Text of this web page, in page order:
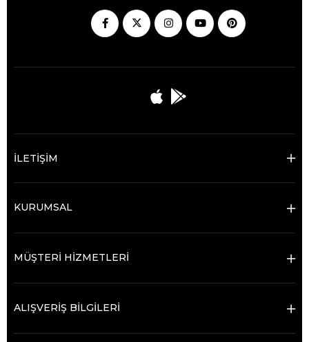
İLETİŞİM
KURUMSAL
MÜŞTERİ HİZMETLERİ
ALIŞVERİŞ BİLGİLERİ